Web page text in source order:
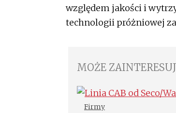
względem jakości i
technologii próżniowej
MOŻE
Firmy